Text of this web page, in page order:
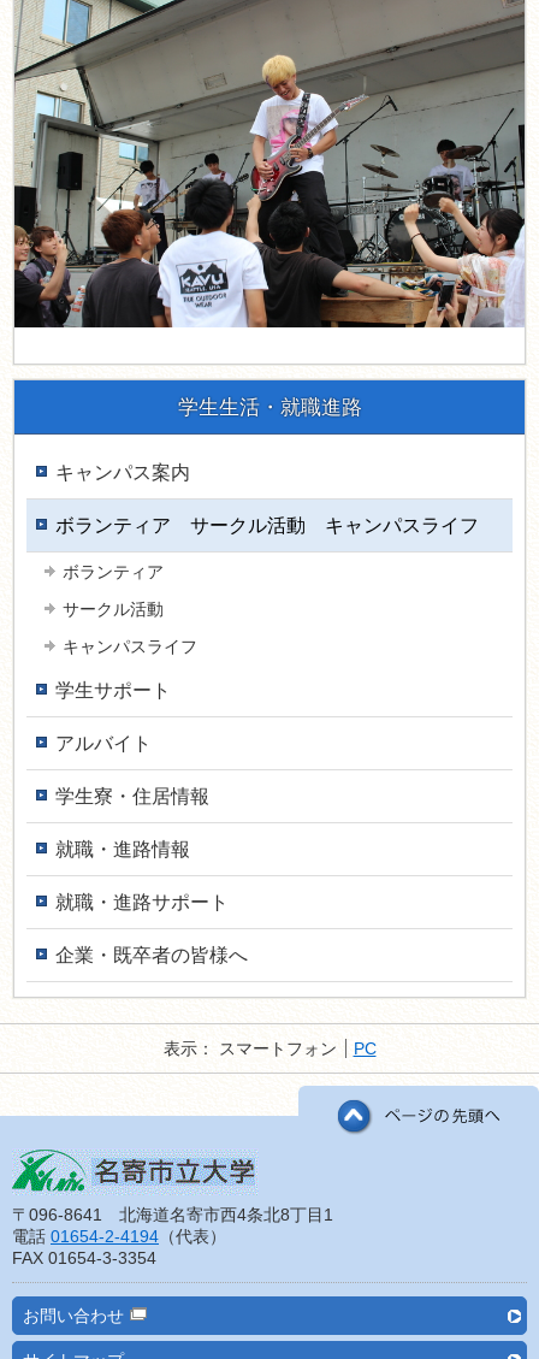
学生生活・就職進路
キャンパス案内
ボランティア サークル活動 キャンパスライフ
ボランティア
サークル活動
キャンパスライフ
学生サポート
アルバイト
学生寮・住居情報
就職・進路情報
就職・進路サポート
企業・既卒者の皆様へ
表示： スマートフォン PC
〒096-8641 北海道名寄市西4条北8丁目1
電話 01654-2-4194 （代表）
FAX 01654-3-3354
お問い合わせ